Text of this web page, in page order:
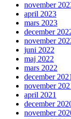
november
april 2023
mars 2023
december
november
juni 2022
maj 2022
mars 2022
december 2021
november
april 2021
december
november